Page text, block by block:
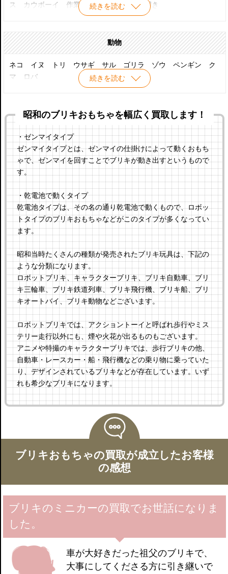
続きを読む
ス カウボーイ 作業員 サーカス 太鼓叩き
動物
続きを読む
ネコ イヌ トリ ウサギ サル ゴリラ ゾウ ペンギン ク
マ ロバ
昭和のブリキおもちゃを幅広く買取します！
・ゼンマイタイプ
ゼンマイタイプとは、ゼンマイの仕掛けによって動くおもち
ゃで、ゼンマイを回すことでブリキが動き出すというもので
す。
・乾電池で動くタイプ
乾電池タイプは、その名の通り乾電池で動くもので、ロボッ
トタイプのブリキおもちゃなどがこのタイプが多くなってい
ます。
昭和当時たくさんの種類が発売されたブリキ玩具は、下記の
ような分類になります。
ロボットブリキ、キャラクターブリキ、ブリキ自動車、ブリ
キ三輪車、ブリキ鉄道列車、ブリキ飛行機、ブリキ船、ブリ
キオートバイ、ブリキ動物などございます。
ロボットブリキでは、アクショントーイと呼ばれ歩行やミス
テリー走行以外にも、煙や火花が出るものもございます。
アニメや特撮のキャラクターブリキでは、歩行ブリキの他、
自動車・レースカー・船・飛行機などの乗り物に乗っていた
り、デザインされているブリキなどが存在しています。いず
れも希少なブリキになります。
ブリキおもちゃの買取が成立したお客様
の感想
ブリキのミニカーの買取でお世話になりま
した。
車が大好きだった祖父のブリキで、
大事にしてくださる方に引き継いで